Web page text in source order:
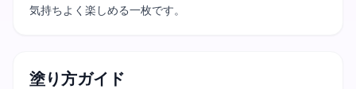
気持ちよく楽しめる一枚です。
塗り方ガイド